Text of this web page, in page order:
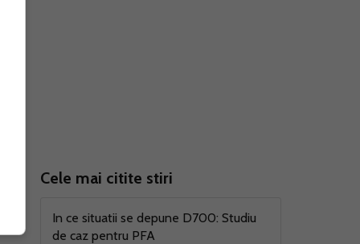
Cele mai citite stiri
In ce situatii se depune D700: Studiu
de caz pentru PFA